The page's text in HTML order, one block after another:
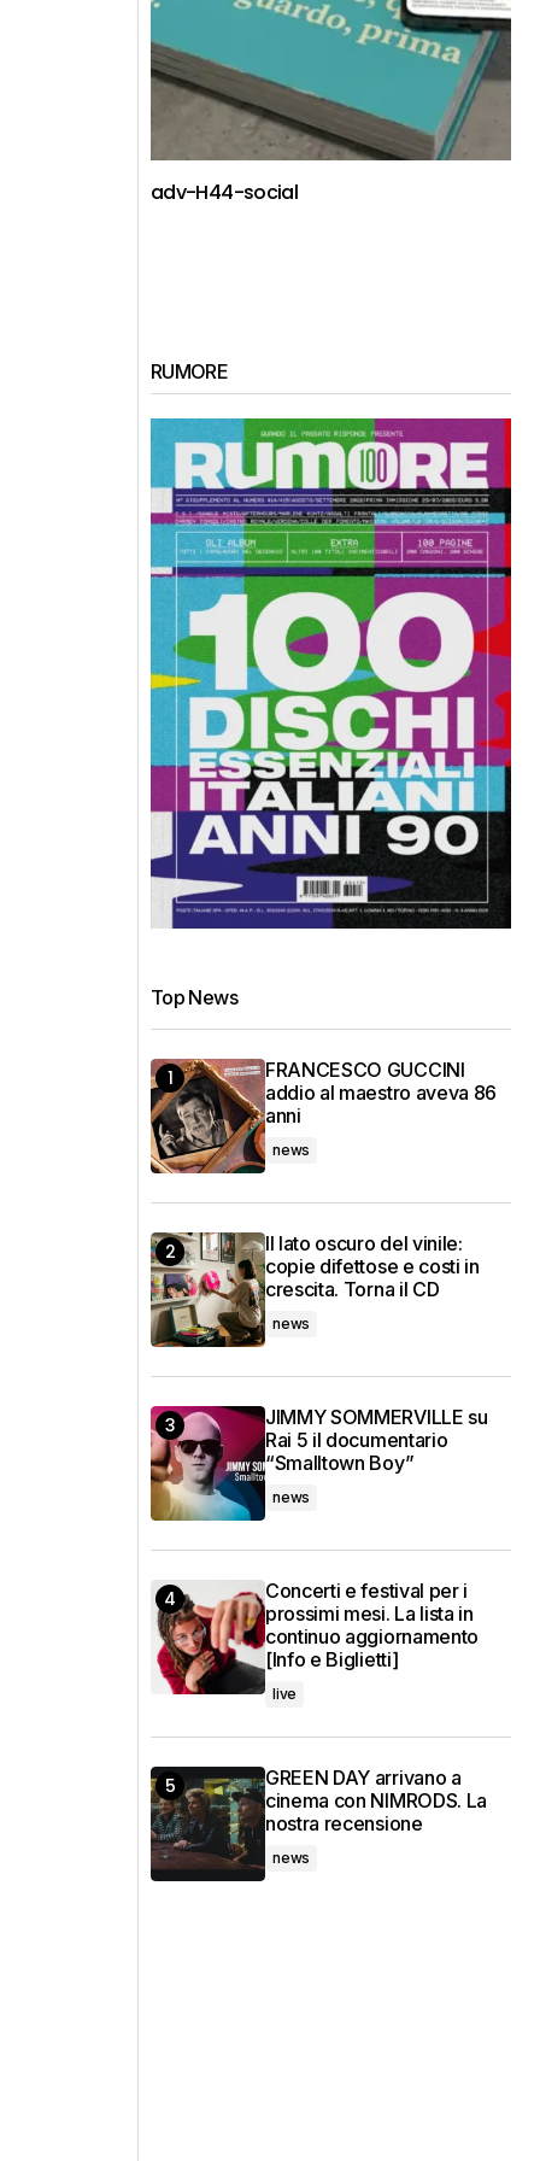
adv-H44-social
RUMORE
Top News
FRANCESCO GUCCINI
addio al maestro aveva 86
anni
news
Il lato oscuro del vinile:
copie difettose e costi in
crescita. Torna il CD
news
JIMMY SOMMERVILLE su
Rai 5 il documentario
“Smalltown Boy”
news
Concerti e festival per i
prossimi mesi. La lista in
continuo aggiornamento
[Info e Biglietti]
live
GREEN DAY arrivano a
cinema con NIMRODS. La
nostra recensione
news